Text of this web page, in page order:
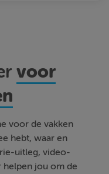
voor
voor de vakken
hebt, waar en
uitleg, video-
helpen jou om de